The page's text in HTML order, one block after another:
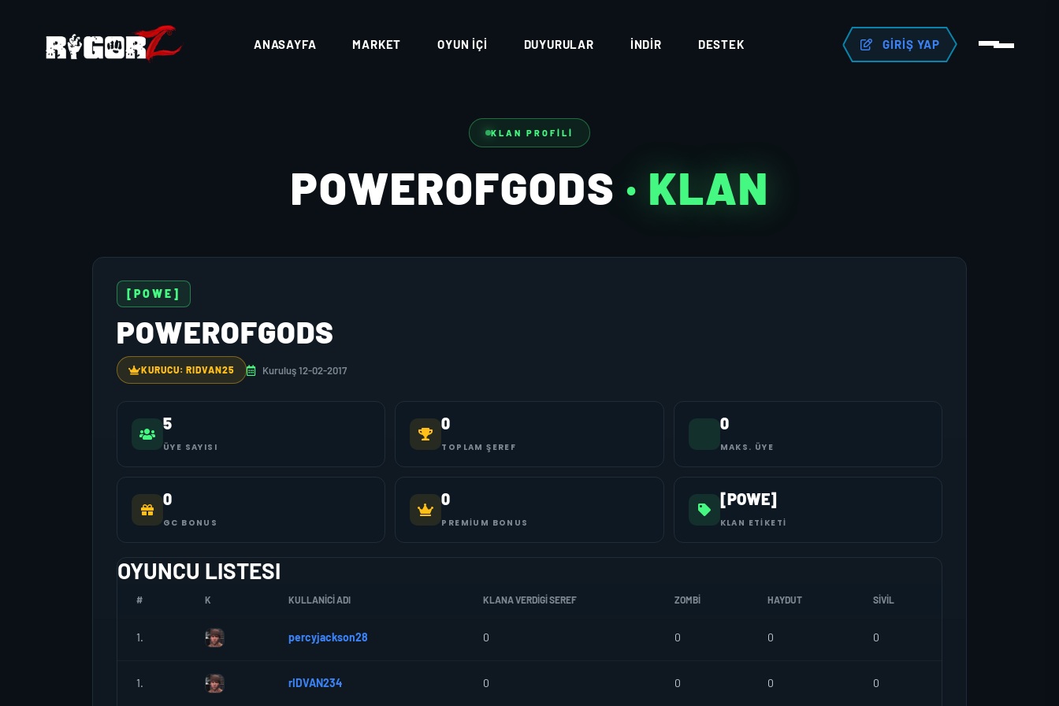
ANASAYFA MARKET OYUN İÇI DUYURULAR İNDIR DESTEK GIRIŞ YAP
KLAN PROFILI
POWEROFGODS · KLAN
[POWE]
POWEROFGODS
KURUCU: RIDVAN25 Kuruluş 12-02-2017
5
ÜYE SAYISI
0
TOPLAM ŞEREF
0
MAKS. ÜYE
0
GC BONUS
0
PREMIUM BONUS
[POWE]
KLAN ETIKETI
OYUNCU LISTESI
# K KULLANICI ADI KLANA VERDIGI SEREF ZOMBI HAYDUT SIVIL
1. percyjackson28 0 0 0 0
1. rIDVAN234 0 0 0 0